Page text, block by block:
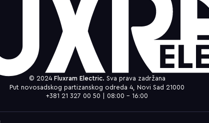
© 2024 Fluxram Electric. Sva prava zadržana
Put novosadskog partizanskog odreda 4, Novi Sad 21000
+381 21 327 00 50 | 08:00 – 16:00